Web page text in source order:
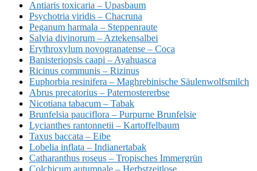
Antiaris toxicaria – Upasbaum
Psychotria viridis – Chacruna
Peganum harmala – Steppenraute
Salvia divinorum – Aztekensalbei
Erythroxylum novogranatense – Coca
Banisteriopsis caapi – Ayahuasca
Ricinus communis – Rizinus
Euphorbia resinifera – Maghrebinische Säulenwolfsmilch
Abrus precatorius – Paternostererbse
Nicotiana tabacum – Tabak
Brunfelsia pauciflora – Purpurne Brunfelsie
Lycianthes rantonnetii – Kartoffelbaum
Taxus baccata – Eibe
Lobelia inflata – Indianertabak
Catharanthus roseus – Tropisches Immergrün
Colchicum autumnale – Herbstzeitlose